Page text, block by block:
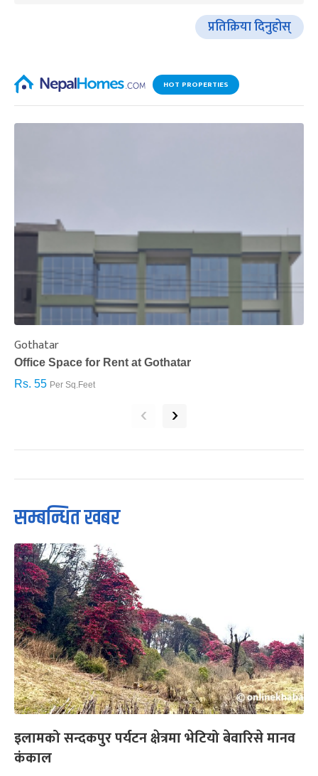
प्रतिक्रिया दिनुहोस्
HOT PROPERTIES
Gothatar
Office Space for Rent at Gothatar
Rs. 55 Per Sq.Feet
‹ ›
सम्बन्धित खबर
इलामको सन्दकपुर पर्यटन क्षेत्रमा भेटियो बेवारिसे मानव
कंकाल